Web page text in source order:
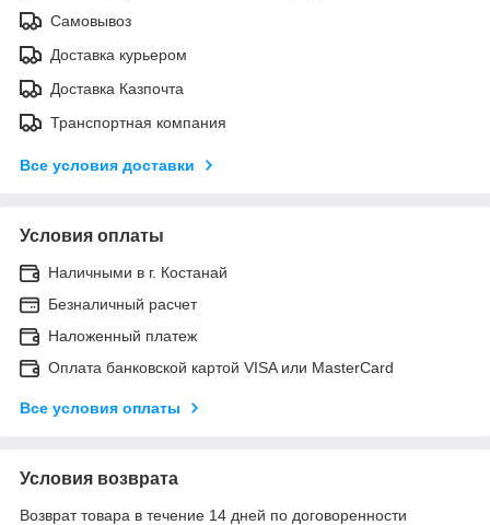
Самовывоз
Доставка курьером
Доставка Казпочта
Транспортная компания
Все условия доставки
Условия оплаты
Наличными в г. Костанай
Безналичный расчет
Наложенный платеж
Оплата банковской картой VISA или MasterCard
Все условия оплаты
Условия возврата
Возврат товара в течение 14 дней по договоренности